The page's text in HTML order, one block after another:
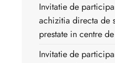
Invitatie de
achizitia directa de
prestate in centre
Invitatie de